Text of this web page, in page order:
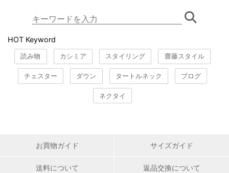
HOT Keyword
読み物 カシミア スタイリング 齋藤スタイル
チェスター ダウン タートルネック ブログ
ネクタイ
お買物ガイド サイズガイド
送料について 返品交換について